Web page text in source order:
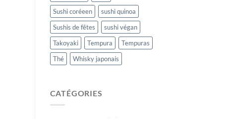
Sushi coréeen
sushi quinoa
Sushis de fêtes
sushi végan
Takoyaki
Tempura
Tempuras
Thé
Whisky japonais
CATÉGORIES